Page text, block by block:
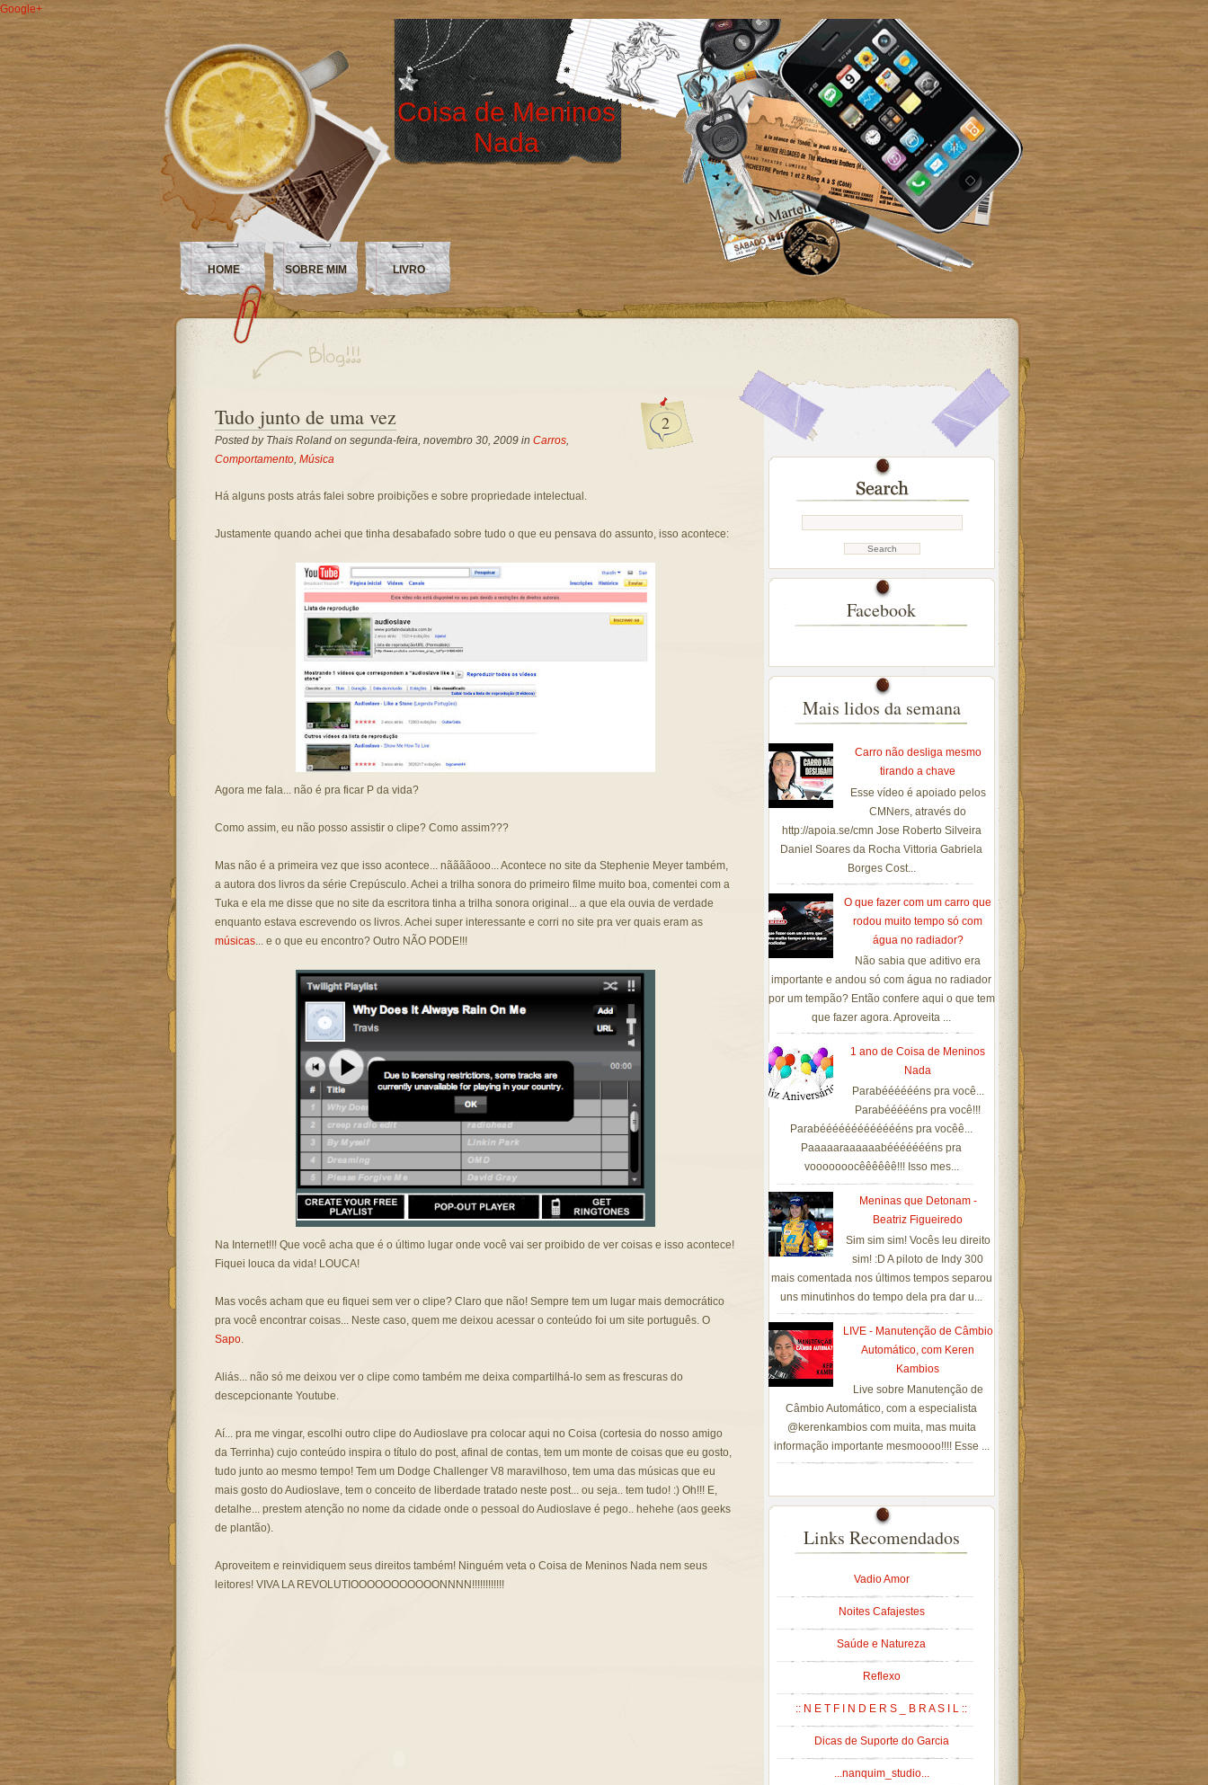
Google+
Coisa de Meninos
Nada
HOME SOBRE MIM LIVRO
2
Tudo junto de uma vez
Posted by Thais Rolandon segunda-feira, novembro 30, 2009 in Carros,
Comportamento, Música
Há alguns posts atrás falei sobre proibições e sobre propriedade intelectual.
Justamente quando achei que tinha desabafado sobre tudo o que eu pensava do assunto, isso acontece:
Agora me fala... não é pra ficar P da vida?
Como assim, eu não posso assistir o clipe? Como assim???
Mas não é a primeira vez que isso acontece... nããããooo... Acontece no site da Stephenie Meyer também,
a autora dos livros da série Crepúsculo. Achei a trilha sonora do primeiro filme muito boa, comentei com a
Tuka e ela me disse que no site da escritora tinha a trilha sonora original... a que ela ouvia de verdade
enquanto estava escrevendo os livros. Achei super interessante e corri no site pra ver quais eram as
músicas... e o que eu encontro? Outro NÃO PODE!!!
Na Internet!!! Que você acha que é o último lugar onde você vai ser proibido de ver coisas e isso acontece!
Fiquei louca da vida! LOUCA!
Mas vocês acham que eu fiquei sem ver o clipe? Claro que não! Sempre tem um lugar mais democrático
pra você encontrar coisas... Neste caso, quem me deixou acessar o conteúdo foi um site português. O
Sapo.
Aliás... não só me deixou ver o clipe como também me deixa compartilhá-lo sem as frescuras do
descepcionante Youtube.
Aí... pra me vingar, escolhi outro clipe do Audioslave pra colocar aqui no Coisa (cortesia do nosso amigo
da Terrinha) cujo conteúdo inspira o título do post, afinal de contas, tem um monte de coisas que eu gosto,
tudo junto ao mesmo tempo! Tem um Dodge Challenger V8 maravilhoso, tem uma das músicas que eu
mais gosto do Audioslave, tem o conceito de liberdade tratado neste post... ou seja.. tem tudo! :) Oh!!! E,
detalhe... prestem atenção no nome da cidade onde o pessoal do Audioslave é pego.. hehehe (aos geeks
de plantão).
Aproveitem e reinvidiquem seus direitos também! Ninguém veta o Coisa de Meninos Nada nem seus
leitores! VIVA LA REVOLUTIOOOOOOOOOOONNNN!!!!!!!!!!!!
Facebook
Mais lidos da semana
Carro não desliga mesmo
tirando a chave
Esse vídeo é apoiado pelos
CMNers, através do
http://apoia.se/cmn Jose Roberto Silveira
Daniel Soares da Rocha Vittoria Gabriela
Borges Cost...
O que fazer com um carro que
rodou muito tempo só com
água no radiador?
Não sabia que aditivo era
importante e andou só com água no radiador
por um tempão? Então confere aqui o que tem
que fazer agora. Aproveita ...
1 ano de Coisa de Meninos
Nada
Parabééééééns pra você...
Parabéééééns pra você!!!
Parabéééééééééééééns pra vocêê...
Paaaaaraaaaaabéééééééns pra
vooooooocêêêêêê!!! Isso mes...
Meninas que Detonam -
Beatriz Figueiredo
Sim sim sim! Vocês leu direito
sim! :D A piloto de Indy 300
mais comentada nos últimos tempos separou
uns minutinhos do tempo dela pra dar u...
LIVE - Manutenção de Câmbio
Automático, com Keren
Kambios
Live sobre Manutenção de
Câmbio Automático, com a especialista
@kerenkambios com muita, mas muita
informação importante mesmoooo!!!! Esse ...
Links Recomendados
Vadio Amor
Noites Cafajestes
Saúde e Natureza
Reflexo
:: N E T F I N D E R S _ B R A S I L ::
Dicas de Suporte do Garcia
...nanquim_studio...